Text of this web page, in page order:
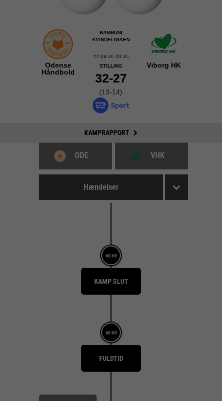
Odense
Håndbold
BAMBUNI
KVINDELIGAEN
22-04-26 20:30
STILLING
32-27
(13-14)
Viborg HK
KAMPRAPPORT
ODE VHK
Hændelser
60:00
KAMP SLUT
60:00
FULDTID